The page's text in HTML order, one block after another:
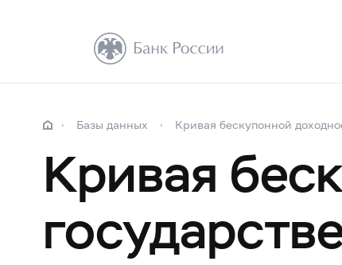
Базы данных Кривая бескупонной
Кривая